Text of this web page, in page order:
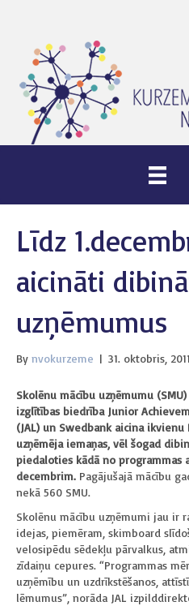
Līdz
aicināti
uzņēmumus
By nvokurzeme | 31. oktobris, 2011
Skolēnu mācību uzņēmumu
izglītības biedrība Junior
(JAL) un Swedbank aicina
uzņēmēja iemaņas, vēl šogad
piedaloties kādā no programmas
decembrim. Pagājušajā mācību
nekā 560 SMU.
Skolēnu mācību uzņēmumi jau ir
idejas, piemēram, skimboard
velosipēdu sēdekļu pārvalkus,
zīdaiņu cepures. “Programmas
uzņēmību un uzdrīkstēšanos,
lēmumus”, norāda JAL